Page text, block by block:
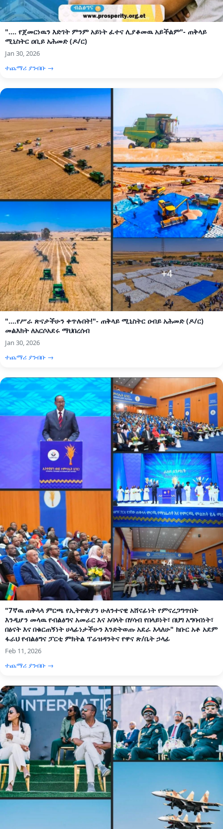
".... የጀመርነዉን እድገት ምንም አይነት ፈተና ሊያቆመዉ አይችልም"- ጠቅላይ
ሚኒስትር ዐቢይ አሕመድ (ዶ/ር)
Jan 30, 2026
ተጨማሪ ያንብቡ →
"....የሥራ ጽናታችሁን ቀጥሉበት!"- ጠቅላይ ሚኒስትር ዐብይ አሕመድ (ዶ/ር)
መልእክት ለአርሶአደሩ ማህበረሰብ
Jan 30, 2026
ተጨማሪ ያንብቡ →
"7ኛዉ ጠቅላላ ምርጫ የኢትዮጵያን ሁለንተናዊ አሸናፊነት የምናረጋግጥበት
እንዲሆን መላዉ የብልፅግና አመራር እና አባላት በሃሳብ የበላይነት፣ በህግ አግባብነት፣
በፅናት እና በቁርጠኝነት ሀላፊነታችሁን እንድትወጡ አደራ እላለሁ" ክቡር አቶ አደም
ፋራህ የብልፅግና ፓርቲ ምክትል ፕሬዝዳንትና የዋና ጽ/ቤት ኃላፊ
Feb 11, 2026
ተጨማሪ ያንብቡ →